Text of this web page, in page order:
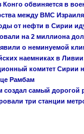
Конго обвиняется в
между ВМС
от нефти в Сирии
на 2 миллиона
о неминуемой
наемниках в
комитет Сирии
Рамбам
самый дорогой
три станции